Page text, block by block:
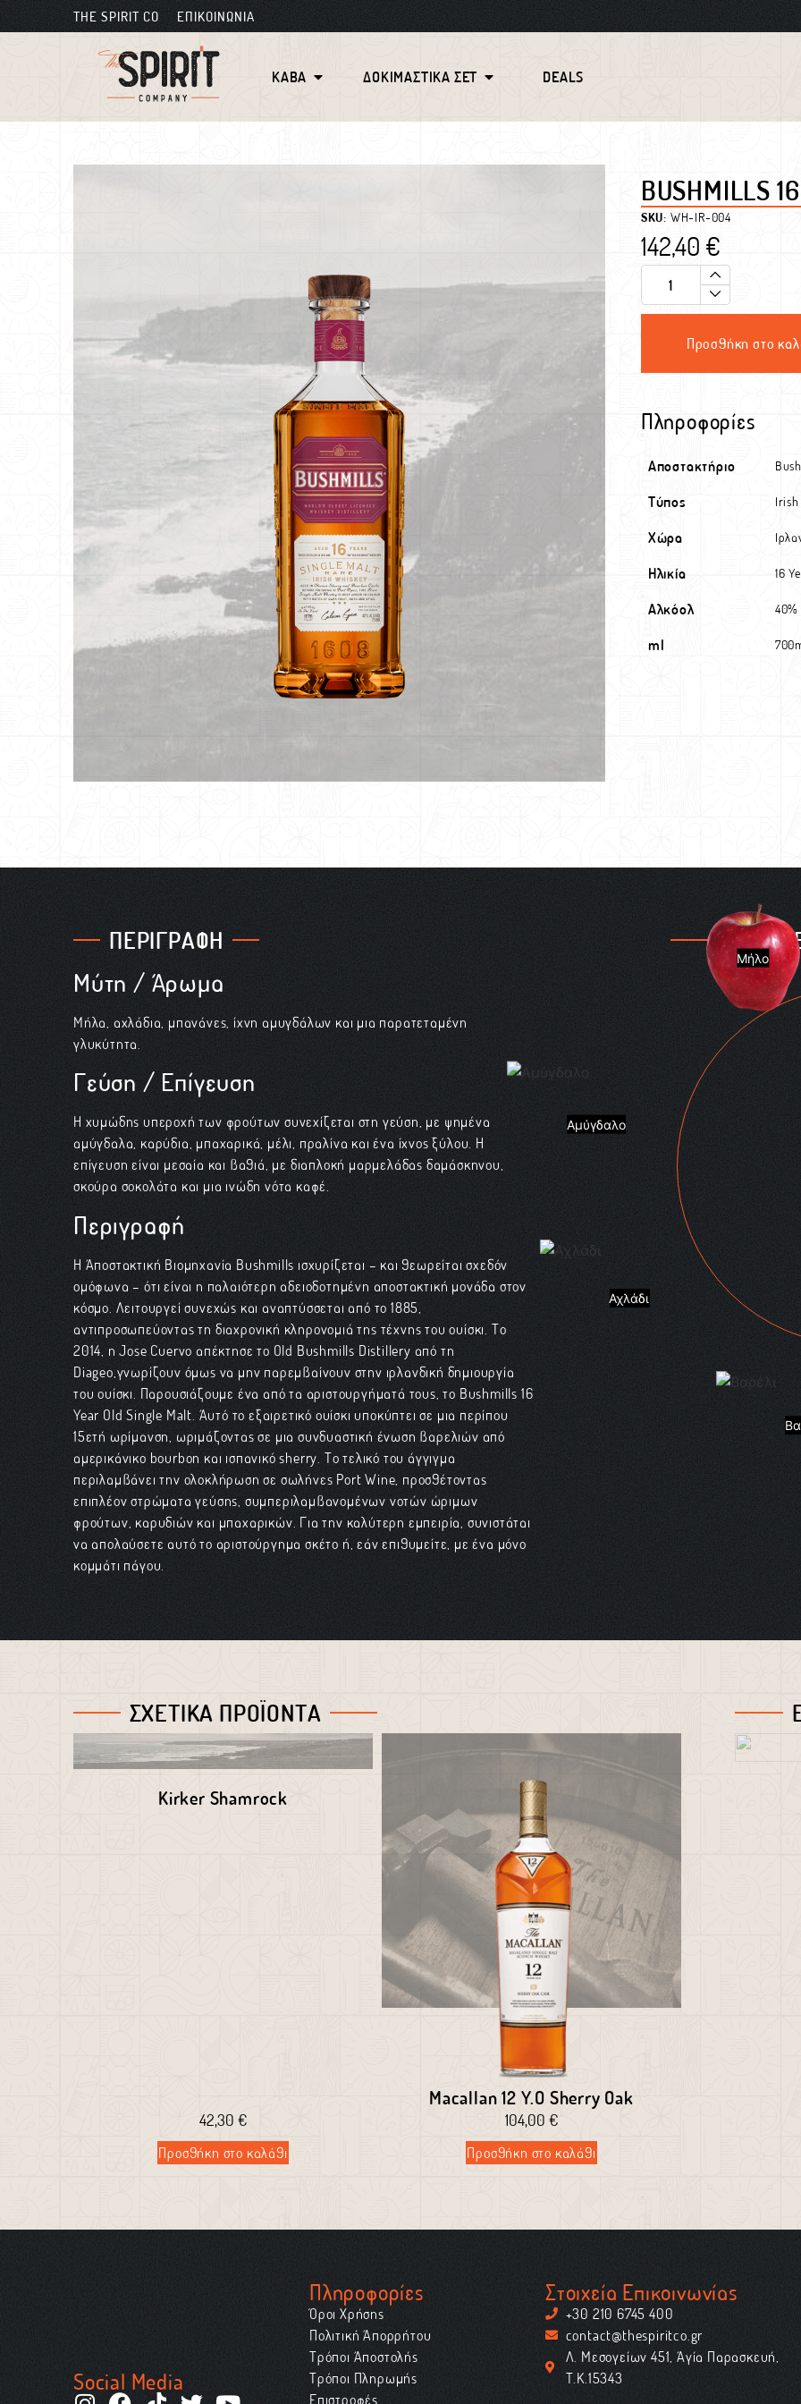
THE SPIRIT CO ΕΠΙΚΟΙΝΩΝΙΑ
ΚΑΒΑ ΔΟΚΙΜΑΣΤΙΚΑ ΣΕΤ DEALS
BUSHMILLS
SKU: WH-IR-004
142,40 €
Προσθήκη στο
Πληροφορίες
Αποστακτήριο
Τύπος
Χώρα
Ηλικία 16
Αλκόολ 40%
ml
ΠΕΡΙΓΡΑΦΗ
Μύτη / Άρωμα
Μήλα, αχλάδια, μπανάνες, ίχνη αμυγδάλων και μια παρατεταμένη
γλυκύτητα.
Γεύση / Επίγευση
Η χυμώδης υπεροχή των φρούτων συνεχίζεται στη γεύση, με ψημένα
αμύγδαλα, καρύδια, μπαχαρικά, μέλι, πραλίνα και ένα ίχνος ξύλου. Η
επίγευση είναι μεσαία και βαθιά, με διαπλοκή μαρμελάδας δαμάσκηνου,
σκούρα σοκολάτα και μια ινώδη νότα καφέ.
Περιγραφή
Η Αποστακτική Βιομηχανία Bushmills ισχυρίζεται – και θεωρείται σχεδόν
ομόφωνα – ότι είναι η παλαιότερη αδειοδοτημένη αποστακτική μονάδα στον
κόσμο. Λειτουργεί συνεχώς και αναπτύσσεται από το 1885,
αντιπροσωπεύοντας τη διαχρονική κληρονομιά της τέχνης του ουίσκι. Το
2014, η Jose Cuervo απέκτησε το Old Bushmills Distillery από τη
Diageo,γνωρίζουν όμως να μην παρεμβαίνουν στην ιρλανδική δημιουργία
του ουίσκι. Παρουσιάζουμε ένα από τα αριστουργήματά τους, το Bushmills 16
Year Old Single Malt. Αυτό το εξαιρετικό ουίσκι υποκύπτει σε μια περίπου
15ετή ωρίμανση, ωριμάζοντας σε μια συνδυαστική ένωση βαρελιών από
αμερικάνικο bourbon και ισπανικό sherry. Το τελικό του άγγιγμα
περιλαμβάνει την ολοκλήρωση σε σωλήνες Port Wine, προσθέτοντας
επιπλέον στρώματα γεύσης, συμπεριλαμβανομένων νοτών ώριμων
φρούτων, καρυδιών και μπαχαρικών. Για την καλύτερη εμπειρία, συνιστάται
να απολαύσετε αυτό το αριστούργημα σκέτο ή, εάν επιθυμείτε, με ένα μόνο
κομμάτι πάγου.
Αχλάδι
Αμύγδαλο
Μήλο
ΣΧΕΤΙΚΑ ΠΡΟΪΟΝΤΑ
Kirker Shamrock
42,30 €
Προσθήκη στο καλάθι
Macallan 12 Y.O Sherry Oak
104,00 €
Προσθήκη στο καλάθι
Social Media
Πληροφορίες
Όροι Χρήσης
Πολιτική Απορρήτου
Τρόποι Αποστολής
Τρόποι Πληρωμής
Επιστροφές
Στοιχεία Επικοινωνίας
+30 210 6745 400
contact@thespiritco.gr
Λ. Μεσογείων 451, Αγία Παρασκευή,
Τ.Κ.15343